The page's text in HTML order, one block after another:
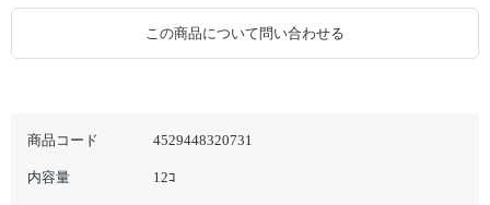
商品コード 4529448320731
内容量 12ｺ
この商品について問い合わせる